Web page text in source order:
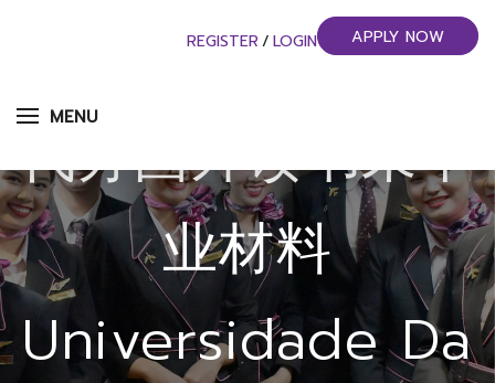
MENU
REGISTER / LOGIN APPLY NOW
代办国外读书未毕
业材料
Universidade Da